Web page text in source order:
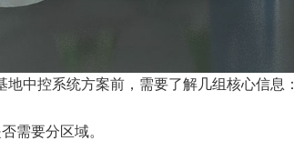
中控系统方案前，需要了解几组核心信息：
要分区域。